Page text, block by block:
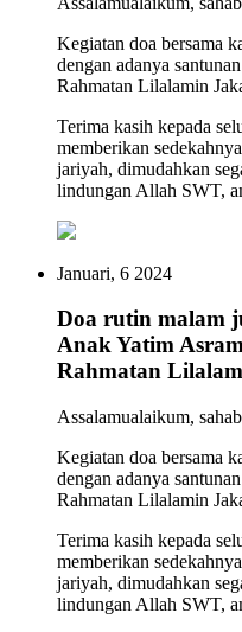
Kegiatan doa bersama
dengan adanya
Rahmatan Lilalamin
Terima kasih kepada
memberikan
jariyah, dimudahkan
lindungan Allah SWT,
Januari, 6 2024
Doa rutin malam
Anak Yatim
Rahmatan
Assalamualaikum,
Kegiatan doa bersama
dengan adanya
Rahmatan Lilalamin
Terima kasih kepada
memberikan
jariyah, dimudahkan
lindungan Allah SWT,